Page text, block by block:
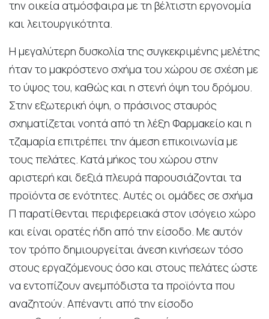
την οικεία ατμόσφαιρα με τη βέλτιστη εργονομία
και λειτουργικότητα.
Η μεγαλύτερη δυσκολία της συγκεκριμένης μελέτης
ήταν το μακρόστενο σχήμα του χώρου σε σχέση με
το ύψος του, καθώς και η στενή όψη του δρόμου.
Στην εξωτερική όψη, ο πράσινος σταυρός
σχηματίζεται νοητά από τη λέξη Φαρμακείο και η
τζαμαρία επιτρέπει την άμεση επικοινωνία με
τους πελάτες. Κατά μήκος του χώρου στην
αριστερή και δεξιά πλευρά παρουσιάζονται τα
προϊόντα σε ενότητες. Αυτές οι ομάδες σε σχήμα
Π παρατίθενται περιφερειακά στον ισόγειο χώρο
και είναι ορατές ήδη από την είσοδο. Με αυτόν
τον τρόπο δημιουργείται άνεση κινήσεων τόσο
στους εργαζόμενους όσο και στους πελάτες ώστε
να εντοπίζουν ανεμπόδιστα τα προϊόντα που
αναζητούν. Απέναντι από την είσοδο